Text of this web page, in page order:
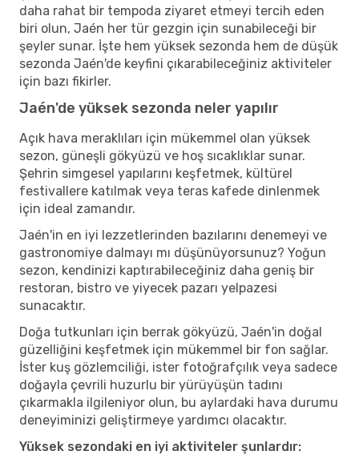
daha rahat bir tempoda ziyaret etmeyi tercih eden
biri olun, Jaén her tür gezgin için sunabileceği bir
şeyler sunar. İşte hem yüksek sezonda hem de düşük
sezonda Jaén'de keyfini çıkarabileceğiniz aktiviteler
için bazı fikirler.
Jaén'de yüksek sezonda neler yapılır
Açık hava meraklıları için mükemmel olan yüksek
sezon, güneşli gökyüzü ve hoş sıcaklıklar sunar.
Şehrin simgesel yapılarını keşfetmek, kültürel
festivallere katılmak veya teras kafede dinlenmek
için ideal zamandır.
Jaén'in en iyi lezzetlerinden bazılarını denemeyi ve
gastronomiye dalmayı mı düşünüyorsunuz? Yoğun
sezon, kendinizi kaptırabileceğiniz daha geniş bir
restoran, bistro ve yiyecek pazarı yelpazesi
sunacaktır.
Doğa tutkunları için berrak gökyüzü, Jaén'in doğal
güzelliğini keşfetmek için mükemmel bir fon sağlar.
İster kuş gözlemciliği, ister fotoğrafçılık veya sadece
doğayla çevrili huzurlu bir yürüyüşün tadını
çıkarmakla ilgileniyor olun, bu aylardaki hava durumu
deneyiminizi geliştirmeye yardımcı olacaktır.
Yüksek sezondaki en iyi aktiviteler şunlardır: